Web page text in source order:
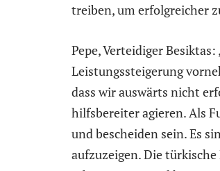
treiben, um erfolgreicher
Pepe, Verteidiger
Leistungssteigerung
dass wir auswärts nicht
hilfsbereiter agieren. Als
und bescheiden sein. Es
aufzuzeigen. Die